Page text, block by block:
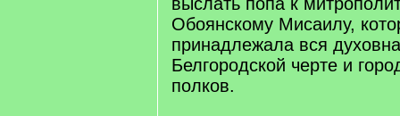
Обоянскому Мисаилу,
принадлежала вся
Белгородской черте и
полков.